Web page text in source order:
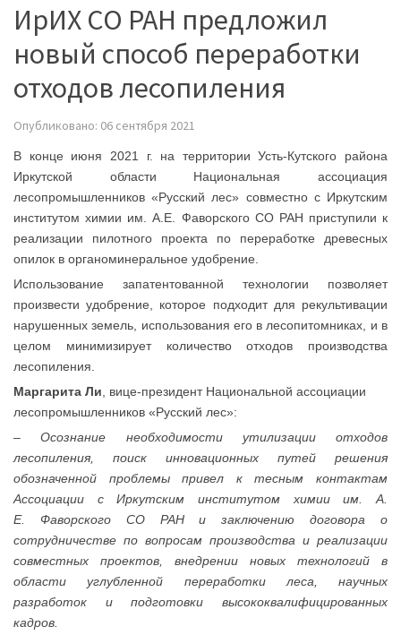
ИрИХ СО РАН предложил
новый способ переработки
отходов лесопиления
Опубликовано: 06 сентября 2021
В конце июня 2021 г. на территории Усть-Кутского района
Иркутской области Национальная ассоциация
лесопромышленников «Русский лес» совместно с Иркутским
институтом химии им. А.Е. Фаворского СО РАН приступили к
реализации пилотного проекта по переработке древесных
опилок в органоминеральное удобрение.
Использование запатентованной технологии позволяет
произвести удобрение, которое подходит для рекультивации
нарушенных земель, использования его в лесопитомниках, и в
целом минимизирует количество отходов производства
лесопиления.
Маргарита Ли , вице-президент Национальной ассоциации
лесопромышленников «Русский лес»:
–Осознание необходимости утилизации отходов
лесопиления, поиск инновационных путей решения
обозначенной проблемы привел к тесным контактам
Ассоциации с Иркутским институтом химии им. А.
Е. Фаворского СО РАН и заключению договора о
сотрудничестве по вопросам производства и реализации
совместных проектов, внедрении новых технологий в
области углубленной переработки леса, научных
разработок и подготовки высококвалифицированных
кадров.